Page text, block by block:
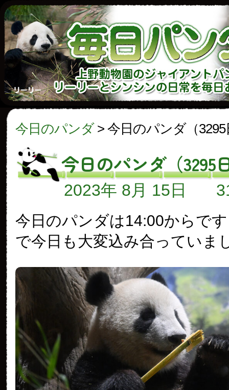
今日のパンダ> 今日のパンダ（3295
今日のパンダ（3295
2023年 8月 15日
今日のパンダは14:00からで
で今日も大変込み合っていま